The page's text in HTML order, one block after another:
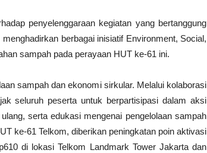
penyelenggaraan kegiatan yang bertanggung
berbagai inisiatif Environment, Social,
sampah pada perayaan HUT ke-61 ini.
sampah dan ekonomi sirkular. Melalui kolaborasi
seluruh peserta untuk berpartisipasi dalam aksi
serta edukasi mengenai pengelolaan sampah
ke-61 Telkom, diberikan peningkatan poin aktivasi
di lokasi Telkom Landmark Tower Jakarta dan